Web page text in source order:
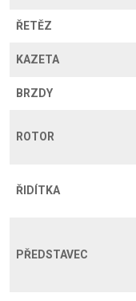
ŘETĚZ
KAZETA
BRZDY
ROTOR
ŘIDÍTKA
PŘEDSTAVEC